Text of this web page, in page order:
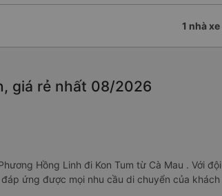
1 nhà xe
giá rẻ nhất 08/2026
Hồng Linh đi Kon Tum từ Cà Mau . Với đội
ứng được mọi nhu cầu di chuyển của khách